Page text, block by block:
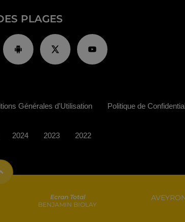
PLAGES
Ecran Total
BENJAMIN BIOLAY
Générales d'Utilisation Politique de
2024 2023 2022